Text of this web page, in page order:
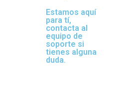
Estamos aquí
para tí,
contacta al
equipo de
soporte si
tienes alguna
duda.